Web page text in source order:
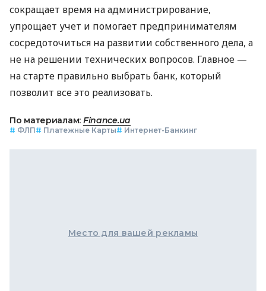
сокращает время на администрирование,
упрощает учет и помогает предпринимателям
сосредоточиться на развитии собственного дела, а
не на решении технических вопросов. Главное —
на старте правильно выбрать банк, который
позволит все это реализовать.
По материалам: Finance.ua
# ФЛП# Платежные Карты# Интернет-Банкинг
Место для вашей рекламы